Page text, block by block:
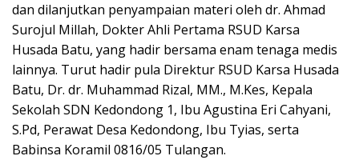
dan dilanjutkan penyampaian materi oleh dr. Ahmad
Surojul Millah, Dokter Ahli Pertama RSUD Karsa
Husada Batu, yang hadir bersama enam tenaga medis
lainnya. Turut hadir pula Direktur RSUD Karsa Husada
Batu, Dr. dr. Muhammad Rizal, MM., M.Kes, Kepala
Sekolah SDN Kedondong 1, Ibu Agustina Eri Cahyani,
S.Pd, Perawat Desa Kedondong, Ibu Tyias, serta
Babinsa Koramil 0816/05 Tulangan.